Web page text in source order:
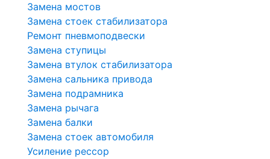
Замена мостов
Замена стоек стабилизатора
Ремонт пневмоподвески
Замена ступицы
Замена втулок стабилизатора
Замена сальника привода
Замена подрамника
Замена рычага
Замена балки
Замена стоек автомобиля
Усиление рессор